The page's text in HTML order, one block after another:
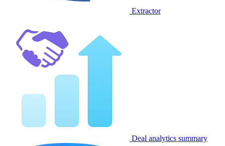
Extractor
Deal analytics summary